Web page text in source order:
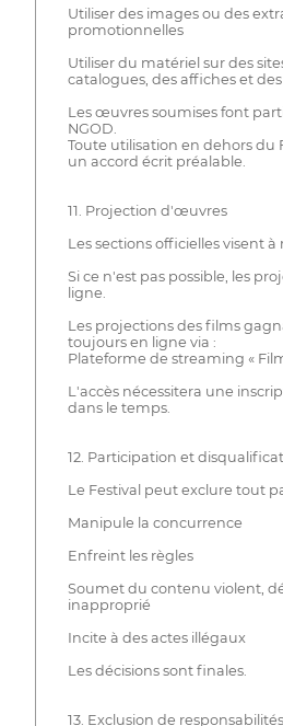
Utiliser des images ou des
promotionnelles
Utiliser du matériel sur des
catalogues, des affiches et
Les œuvres soumises font
NGOD.
Toute utilisation en dehors du
un accord écrit préalable.
11. Projection d'œuvres
Les sections officielles visent à
Si ce n'est pas possible, les
ligne.
Les projections des films
toujours en ligne via :
Plateforme de streaming «
L'accès nécessitera une
dans le temps.
12. Participation et
Le Festival peut exclure tout
Manipule la concurrence
Enfreint les règles
Soumet du contenu violent,
inapproprié
Incite à des actes illégaux
Les décisions sont finales.
13. Exclusion de responsabilités